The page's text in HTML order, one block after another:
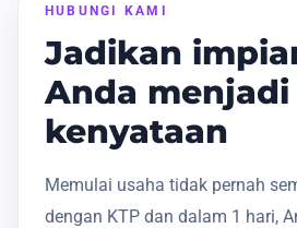
HUBUNGI KAMI
Jadikan
Anda menjadi
kenyataan
Memulai usaha tidak pernah
dengan KTP dan dalam 1 hari,